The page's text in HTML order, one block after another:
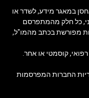
במאגר מידע, לשדר או
כל חלק מהמתפרסם
מפורשת בכתב מהמו"ל,
קוסמטי או אחר.
החברות המפרסמות